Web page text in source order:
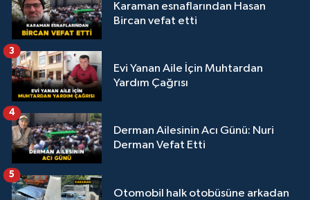
Karaman esnaflarından Hasan
Bircan vefat etti
Evi Yanan Aile İçin Muhtardan
Yardım Çağrısı
3
Derman Ailesinin Acı Günü: Nuri
Derman Vefat Etti
4
Otomobil halk otobüsüne arkadan
5